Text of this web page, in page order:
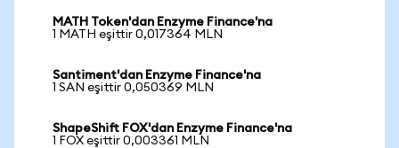
MATH Token'dan Enzyme Finance'na
1 MATH eşittir 0,017364 MLN
Santiment'dan Enzyme Finance'na
1 SAN eşittir 0,050369 MLN
ShapeShift FOX'dan Enzyme Finance'na
1 FOX eşittir 0,003361 MLN